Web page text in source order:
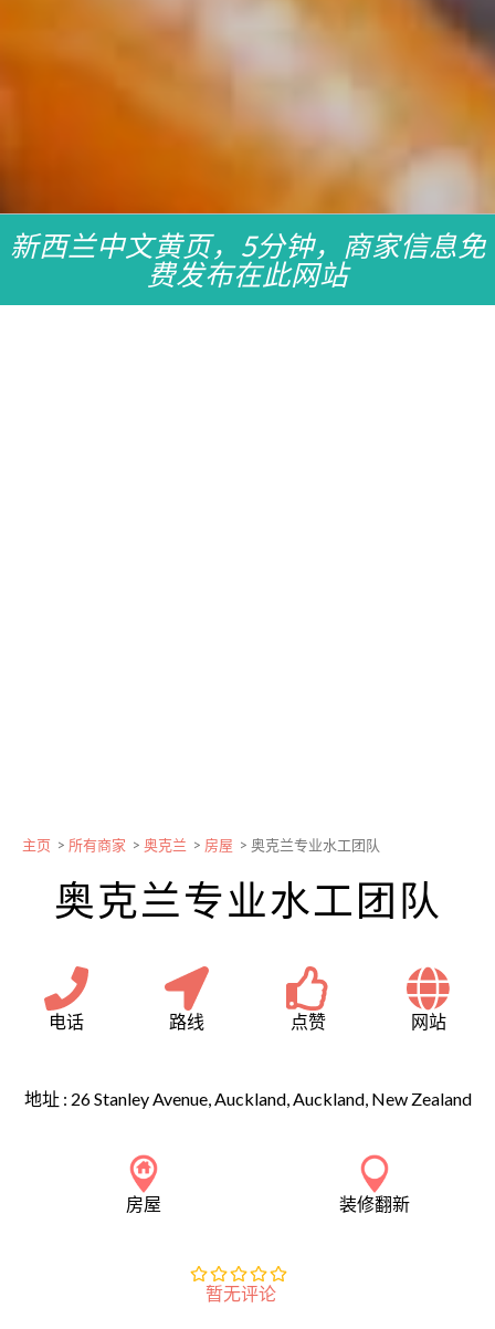
新西兰中文黄页，5分钟，商家信息免
费发布在此网站
主页 > 所有商家 > 奥克兰 > 房屋 > 奥克兰专业水工团队
奥克兰专业水工团队
电话 路线 点赞 网站
地址 : 26 Stanley Avenue, Auckland, Auckland, New Zealand
房屋 装修翻新
暂无评论